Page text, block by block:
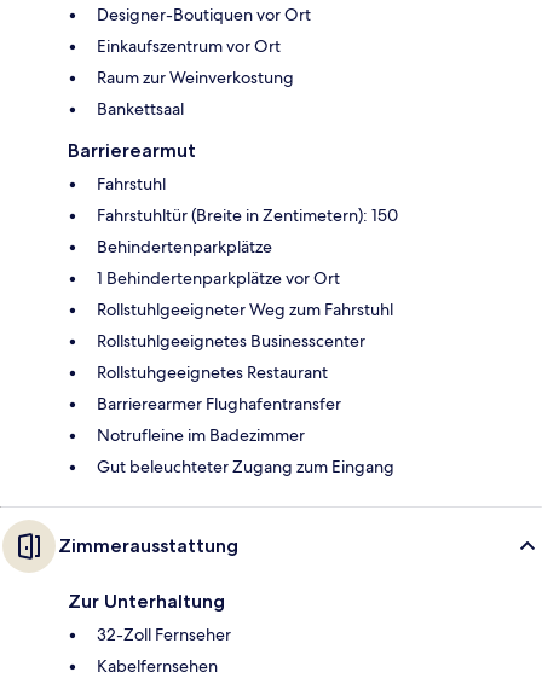
Designer-Boutiquen vor Ort
Einkaufszentrum vor Ort
Raum zur Weinverkostung
Bankettsaal
Barrierearmut
Fahrstuhl
Fahrstuhltür (Breite in Zentimetern): 150
Behindertenparkplätze
1 Behindertenparkplätze vor Ort
Rollstuhlgeeigneter Weg zum Fahrstuhl
Rollstuhlgeeignetes Businesscenter
Rollstuhgeeignetes Restaurant
Barrierearmer Flughafentransfer
Notrufleine im Badezimmer
Gut beleuchteter Zugang zum Eingang
Zimmerausstattung
Zur Unterhaltung
32-Zoll Fernseher
Kabelfernsehen